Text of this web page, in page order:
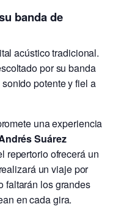
banda de
acústico tradicional.
por su banda
potente y fiel a
una experiencia
Suárez
repertorio ofrecerá un
un viaje por
faltarán los grandes
en cada gira.